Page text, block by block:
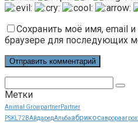
Сохранить моё имя, email и
браузере для последующих
Метки
Animal GrowpartnerPartner
PSKL72BАйдаредАльбаабрикосаврора